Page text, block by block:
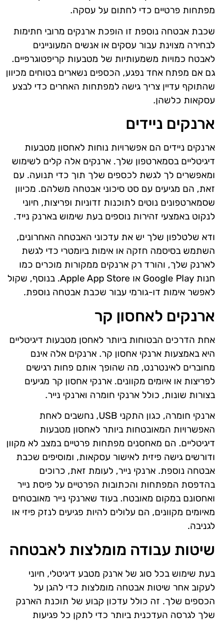
מפתחות פרטיים כדי לחתום על עסקה.
שכבת אבטחה נוספת זו הופכת ארנקים מרובי חתימות
לבחירה מצוינת עבור עסקים או אנשים המעוניינים
לאבטח כמויות משמעותיות של מטבעות קריפטוגרפיים.
גם אם מפתח אחד נפגע, הכספים נשארים בטוחים מכיוון
שהתוקף עדיין צריך גישה למפתחות האחרים כדי לבצע
עסקאות כלשהן.
ארנקים ניידים
ארנקים ניידים הם אפשרויות נוחות לאחסון מטבעות
דיגיטליים בסמארטפון שלך. ארנקים אלה קלים לשימוש
ומאפשרים לך לגשת לכספים שלך תוך כדי תנועה. עם
זאת, הם מגיעים עם סט סיכוני אבטחה משלהם. מכיוון
שסמארטפונים נוטים לתוכנות זדוניות ופריצות, חיוני
לנקוט באמצעי זהירות נוספים בעת שימוש בארנק נייד.
ודא שלטלפון שלך יש את עדכוני האבטחה האחרונים,
השתמש בסיסמה חזקה או אימות ביומטרי כדי לגשת
לארנק שלך, והורד רק ארנקים ממקורות מוכרים כמו
חנות Google Play או Apple App Store. בנוסף, שקול
לאפשר אימות דו-גורמי עבור שכבת אבטחה נוספת.
ארנקים לאחסון קר
אחת הדרכים הבטוחות ביותר לאחסן מטבעות דיגיטליים
היא באמצעות ארנקי אחסון קר. ארנקים אלה אינם
מחוברים לאינטרנט, מה שהופך אותם פחות רגישים
לפריצות או איומים מקוונים. ארנקי אחסון קר מגיעים
בצורות שונות, כולל ארנקי חומרה וארנקי נייר.
ארנקי חומרה, כגון התקני USB, נחשבים לאחת
האפשרויות המאובטחות ביותר לאחסון מטבעות
דיגיטליים. הם מאחסנים מפתחות פרטיים במצב לא מקוון
ודורשים גישה פיזית לאישור עסקאות, ומוסיפים שכבת
אבטחה נוספת. ארנקי נייר, לעומת זאת, כרוכים
בהדפסת המפתחות והכתובות הפרטיים על פיסת נייר
ואחסונם במקום מאובטח. בעוד שארנקי נייר מאובטחים
מאיומים מקוונים, הם עלולים להיות פגיעים לנזק פיזי או
לגניבה.
שיטות עבודה מומלצות לאבטחה
בעת שימוש בכל סוג של ארנק מטבע דיגיטלי, חיוני
לעקוב אחר שיטות אבטחה מומלצות כדי להגן על
הכספים שלך. זה כולל עדכון קבוע של תוכנת הארנק
שלך לגרסה העדכנית ביותר כדי לתקן כל פגיעות